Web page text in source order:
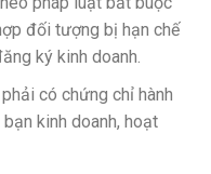
đối tượng bị hạn chế
ký kinh doanh.
có chứng chỉ hành
kinh doanh, hoạt